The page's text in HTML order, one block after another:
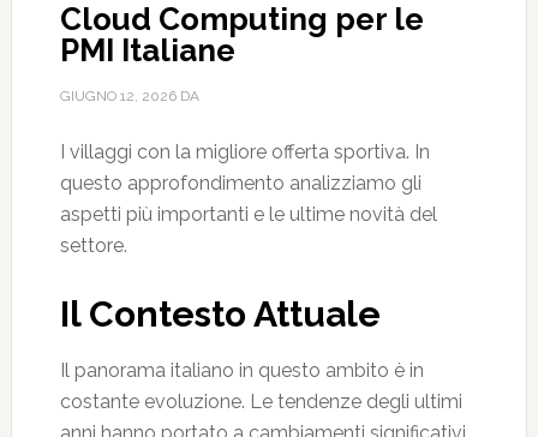
Cloud Computing per le
PMI Italiane
GIUGNO 12, 2026DA
I villaggi con la migliore offerta sportiva. In
questo approfondimento analizziamo gli
aspetti più importanti e le ultime novità del
settore.
Il Contesto Attuale
Il panorama italiano in questo ambito è in
costante evoluzione. Le tendenze degli ultimi